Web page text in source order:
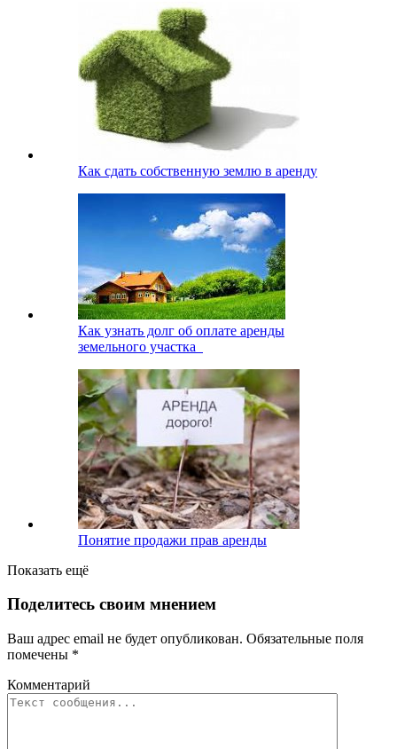
Как сдать собственную землю в аренду
Как узнать долг об оплате аренды
земельного участка
Понятие продажи прав аренды
Показать ещё
Поделитесь своим мнением
Ваш адрес email не будет опубликован. Обязательные поля
помечены *
Комментарий